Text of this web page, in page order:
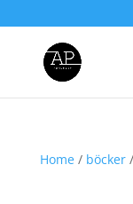
Home/ böcker/